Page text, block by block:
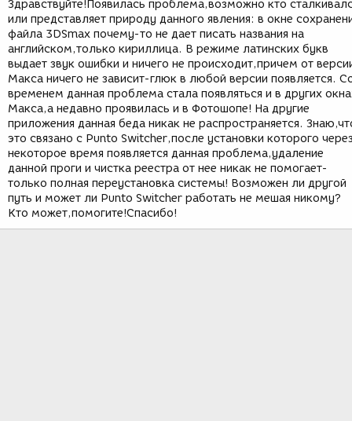
и
я
Здравствуйте!Появилась проблема,возможно кто
или представляет природу данного явления: в окне
файла 3DSmax почему-то не дает писать названия на
английском,только кириллица. В режиме латинских букв
выдает звук ошибки и ничего не происходит,причем от
Макса ничего не зависит-глюк в любой версии появляется.
временем данная проблема стала появляться и в других
Макса,а недавно проявилась и в Фотошопе! На другие
приложения данная беда никак не распространяется.
это связано с Punto Switcher,после установки которого
некоторое время появляется данная проблема,удаление
данной проги и чистка реестра от нее никак не помогает-
только полная переустановка системы! Возможен ли другой
путь и может ли Punto Switcher работать не мешая никому?
Кто может,помогите!Спасибо!